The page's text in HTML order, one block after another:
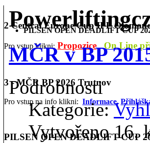
PILSEN OPEN DEADLIFT CUP
2 Central Europe Cup IPL
Pro vstup klikni: Propozice On Line
3 - MČR BP 2026 Trutnov
Pro vstup na info klikni: Informace,
PILSEN OPEN DEADLIFT CUP
MČR v BP
Podrobnosti
Kategorie:
Vytvořeno 16.